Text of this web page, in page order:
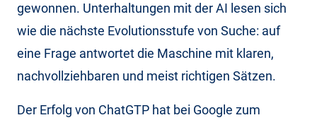
gewonnen. Unterhaltungen mit der AI lesen sich
wie die nächste Evolutionsstufe von Suche: auf
eine Frage antwortet die Maschine mit klaren,
nachvollziehbaren und meist richtigen Sätzen.
Der Erfolg von ChatGTP hat bei Google zum